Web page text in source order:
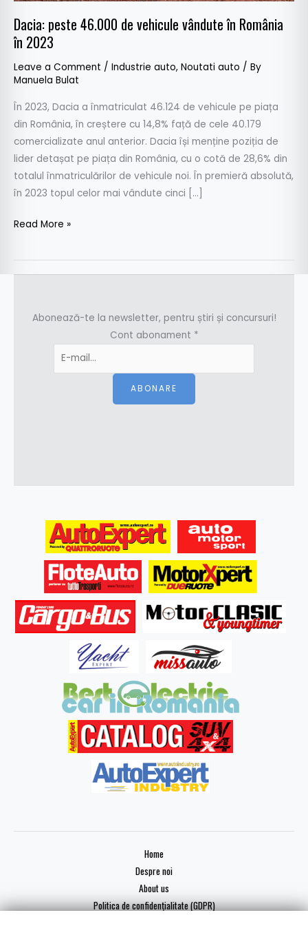
Dacia: peste 46.000 de vehicule vândute în România
în 2023
Leave a Comment / Industrie auto, Noutati auto / By
Manuela Bulat
În 2023, Dacia a înmatriculat 46.124 de vehicule pe piața
din România, în creștere cu 14,8% față de cele 40.179
comercializate anul anterior. Dacia își menține poziția de
lider detașat pe piața din România, cu o cotă de 28,6% din
totalul înmatriculărilor de vehicule noi. În premieră absolută,
în 2023 topul celor mai vândute cinci […]
în
2023
Read More »
Abonează-te la newsletter, pentru știri și concursuri!
Cont abonament *
ABONARE
Home
Despre noi
About us
Politica de confidențialitate (GDPR)